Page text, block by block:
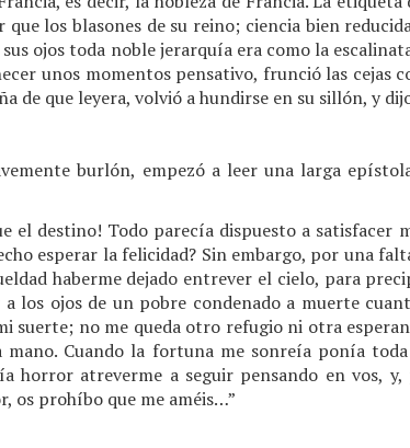
los blasones de su reino; ciencia bien
ojos toda noble jerarquía era como la
unos momentos pensativo, frunció las cejas
de que leyera, volvió a hundirse en su sillón, y
burlón, empezó a leer una larga
el destino! Todo parecía dispuesto a satisfacer
esperar la felicidad? Sin embargo, por una
haberme dejado entrever el cielo, para
los ojos de un pobre condenado a muerte
suerte; no me queda otro refugio ni otra
Cuando la fortuna me sonreía ponía
horror atreverme a seguir pensando en vos,
os prohíbo que me améis…”